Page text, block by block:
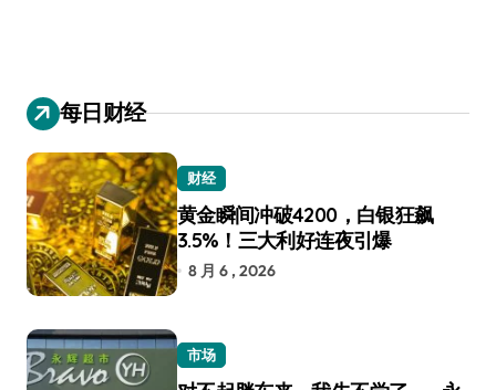
每日财经
财经
黄金瞬间冲破4200，白银狂飙
3.5%！三大利好连夜引爆
8 月 6 , 2026
市场